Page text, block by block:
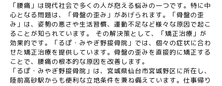
「腰痛」は現代社会で多くの人が抱える悩みの一つです。特に中
心となる問題は、「骨盤の歪み」があげられます。「骨盤の歪
み」は、姿勢の悪さや生活習慣、運動不足など様々な原因で起こ
ることが知られています。 その解決策として、「矯正治療」が
効果的です。「るぽ・みやぎ野接骨院」では、個々の症状に合わ
せた矯正治療を提供しています。骨盤の歪みを直接的に矯正する
ことで、腰痛の根本的な原因を改善します。
「るぽ・みやぎ野接骨院」は、宮城県仙台市宮城野区に所在し、
陸前高砂駅からも便利な立地条件を兼ね備えています。仕事帰り